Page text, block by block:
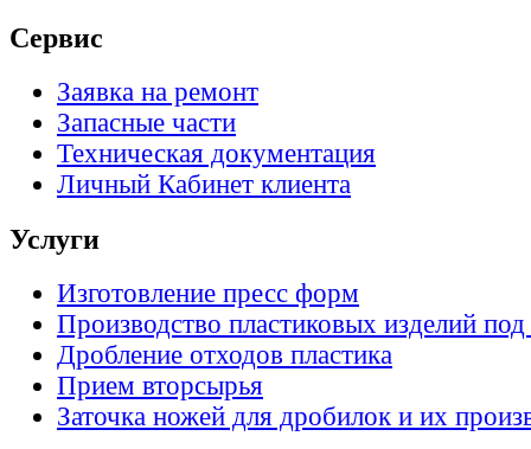
Сервис
Заявка на ремонт
Запасные части
Техническая документация
Личный Кабинет клиента
Услуги
Изготовление пресс форм
Производство пластиковых изделий под
Дробление отходов пластика
Прием вторсырья
Заточка ножей для дробилок и их